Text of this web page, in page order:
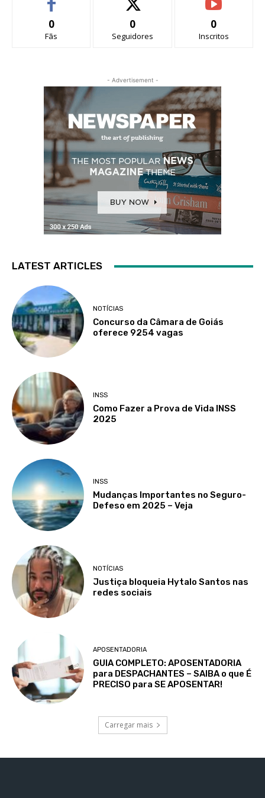
0
Fãs
0
Seguidores
0
Inscritos
- Advertisement -
LATEST ARTICLES
NOTÍCIAS
Concurso da Câmara de Goiás
oferece 9254 vagas
INSS
Como Fazer a Prova de Vida INSS
2025
INSS
Mudanças Importantes no Seguro-
Defeso em 2025 – Veja
NOTÍCIAS
Justiça bloqueia Hytalo Santos nas
redes sociais
APOSENTADORIA
GUIA COMPLETO: APOSENTADORIA
para DESPACHANTES – SAIBA o que É
PRECISO para SE APOSENTAR!
Carregar mais